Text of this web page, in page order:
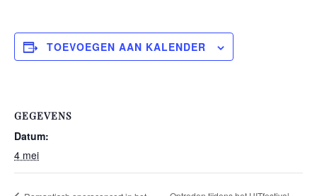
TOEVOEGEN AAN KALENDER
GEGEVENS
Datum:
4 mei